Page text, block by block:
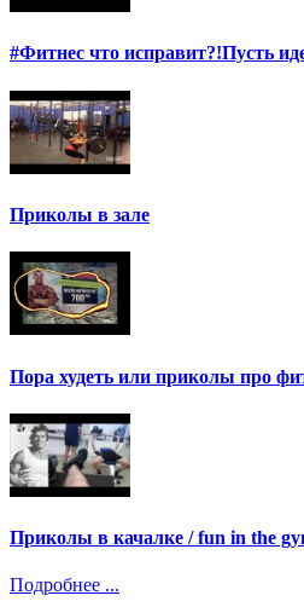
#Фитнес что исправит?!Пусть
Приколы в зале
Пора худеть или приколы про
Приколы в качалке / fun in the
Подробнее ...